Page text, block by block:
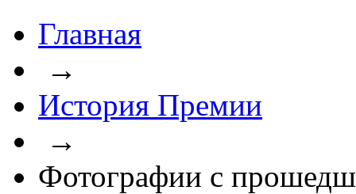
Главная
→
История Премии
→
Фотографии с